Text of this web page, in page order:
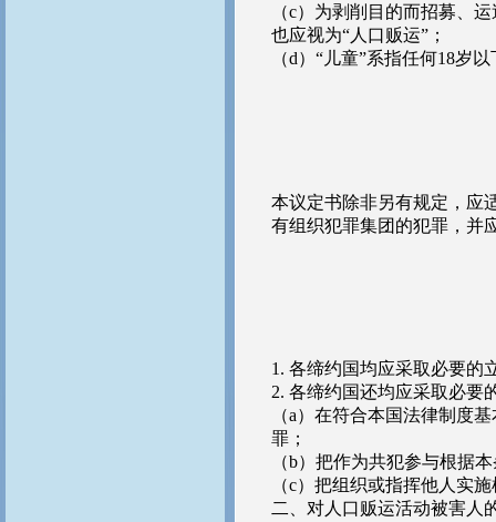
（c）为剥削目的而招募、
也应视为“人口贩运”；
（d）“儿童”系指任何18岁
本议定书除非另有规定，应
有组织犯罪集团的犯罪，并
1. 各缔约国均应采取必要的
2. 各缔约国还均应采取必要
（a）在符合本国法律制度
罪；
（b）把作为共犯参与根据
（c）把组织或指挥他人实
二、对人口贩运活动被害人